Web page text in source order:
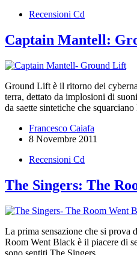
Recensioni Cd
Captain Mantell:
Ground Lift è il ritorno dei
terra, dettato da implosioni di
da saette sintetiche che
Francesco Caiafa
8 Novembre 2011
Recensioni Cd
The Singers: The
La prima sensazione che si prova
Room Went Black è il piacere di
sono sentiti The Singers